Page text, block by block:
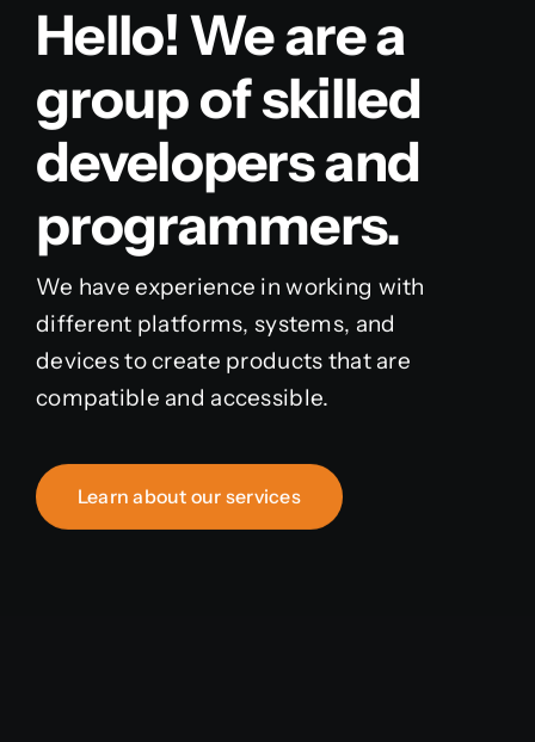
Hello! We are a
group of skilled
developers and
programmers.
We have experience in working with
different platforms, systems, and
devices to create products that are
compatible and accessible.
Learn about our services